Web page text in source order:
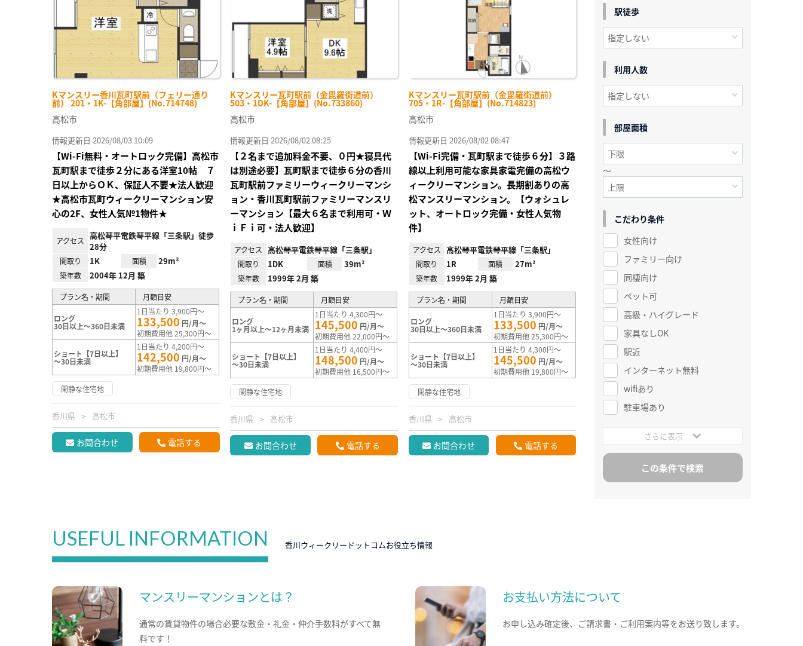
Kマンスリー香川瓦町駅前（フェリー通り
前） 201・1K-【角部屋】(No.714748)
高松市
情報更新日 2026/08/03 10:09
【Wi-Fi無料・オートロック完備】高松市
瓦町駅まで徒歩２分にある洋室10帖 ７
日以上からＯＫ、保証人不要★法人歓迎
★高松市瓦町ウィークリーマンション安
心の2F、女性人気№1物件★
アクセス
高松琴平電鉄琴平線「三条駅」徒歩
28分
間取り 1K 面積 29m²
築年数 2004年 12月 築
プラン名・期間 月額目安
ロング
30日以上～360日未満
1日当たり 3,900円～
133,500 円/月～
初期費用他 25,300円～
ショート【7日以上】
～30日未満
1日当たり 4,200円～
142,500 円/月～
初期費用他 19,800円～
閑静な住宅地
香川県 高松市
お問合わせ 電話する
Kマンスリー瓦町駅前（金毘羅街道前）
503・1DK-【角部屋】(No.733860)
高松市
情報更新日 2026/08/02 08:25
【２名まで追加料金不要、０円★寝具代
は別途必要】瓦町駅まで徒歩６分の香川
瓦町駅前ファミリーウィークリーマンシ
ョン・香川瓦町駅前ファミリーマンスリ
ーマンション【最大６名まで利用可・Ｗ
ｉＦｉ可・法人歓迎】
アクセス 高松琴平電鉄琴平線「三条駅」
間取り 1DK 面積 39m²
築年数 1999年 2月 築
プラン名・期間 月額目安
ロング
1ヶ月以上～12ヶ月未満
1日当たり 4,300円～
145,500 円/月～
初期費用他 22,000円～
ショート【7日以上】
～30日未満
1日当たり 4,400円～
148,500 円/月～
初期費用他 16,500円～
閑静な住宅地
香川県 高松市
お問合わせ 電話する
Kマンスリー瓦町駅前（金毘羅街道前）
705・1R-【角部屋】(No.714823)
高松市
情報更新日 2026/08/02 08:47
【Wi-Fi完備・瓦町駅まで徒歩６分】３路
線以上利用可能な家具家電完備の高松ウ
ィークリーマンション。長期割ありの高
松マンスリーマンション。【ウォシュレ
ット、オートロック完備・女性人気物
件】
アクセス 高松琴平電鉄琴平線「三条駅」
間取り 1R 面積 27m²
築年数 1999年 2月 築
プラン名・期間 月額目安
ロング
30日以上～360日未満
1日当たり 3,900円～
133,500 円/月～
初期費用他 25,300円～
ショート【7日以上】
～30日未満
1日当たり 4,300円～
145,500 円/月～
初期費用他 19,800円～
閑静な住宅地
香川県 高松市
お問合わせ 電話する
駅徒歩
利用人数
部屋面積
～
こだわり条件
女性向け
ファミリー向け
同棲向け
ペット可
高級・ハイグレード
家具なしOK
駅近
インターネット無料
wifiあり
駐車場あり
さらに表示
USEFUL INFORMATION 香川ウィークリードットコムお役立ち情報
マンスリーマンションとは？
通常の賃貸物件の場合必要な敷金・礼金・仲介手数料がすべて無
料です！
お支払い方法について
お申し込み確定後、ご請求書・ご利用案内等をお送り致します。